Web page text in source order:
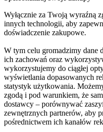
Wyłącznie za Twoją wyraźną
innych technologii, aby
doświadczenie zakupowe.
W tym celu gromadzimy dane
ich zachowań oraz
wykorzystujemy do ciągłej
wyświetlania dopasowanych
statystyk użytkowania.
zgodą i pod warunkiem, że
dostawcy – porównywać
zewnętrznych partnerów, aby
pośrednictwem ich kanałów